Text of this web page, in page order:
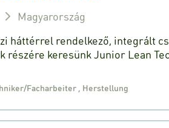
Magyarország
háttérrel rendelkező, integrált
részére keresünk Junior Lean
Facharbeiter Herstellung